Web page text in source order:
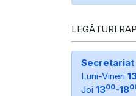
LEGĂTURI
Secretariat
Luni-Vineri
Joi 1300-18